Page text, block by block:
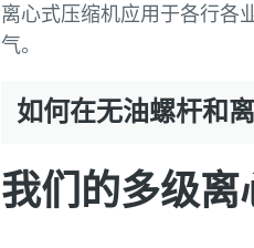
离心式压缩机应用于各行各
气。
如何在无油螺杆和
我们的多级